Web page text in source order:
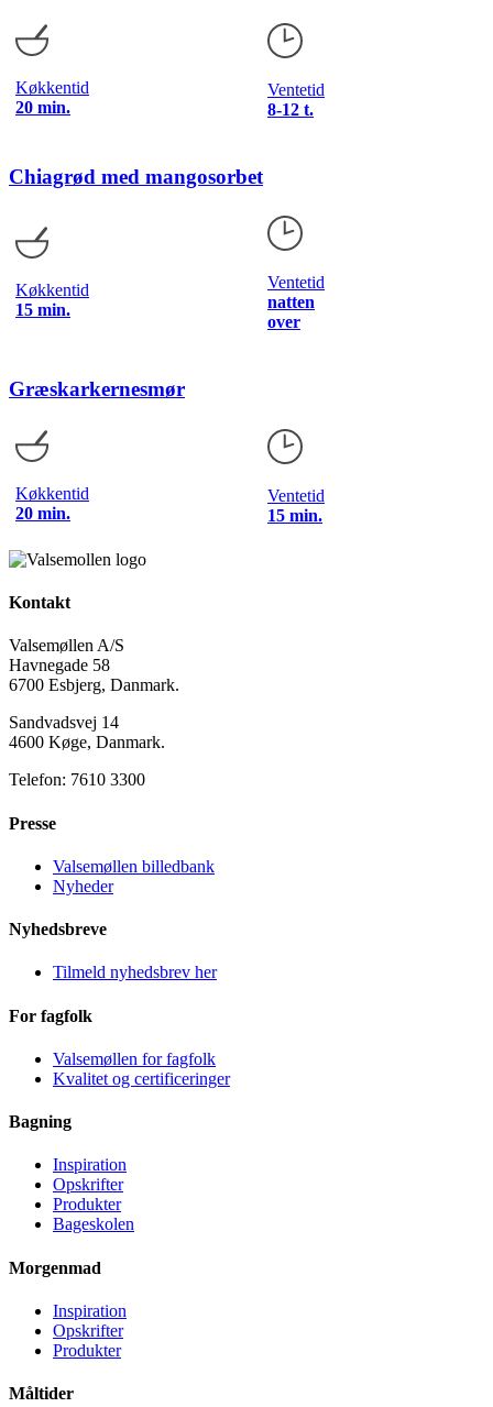
Køkkentid
20 min.
Ventetid
8-12 t.
Chiagrød med mangosorbet
Køkkentid
15 min.
Ventetid
natten
over
Græskarkernesmør
Køkkentid
20 min.
Ventetid
15 min.
Kontakt
Valsemøllen A/S
Havnegade 58
6700 Esbjerg, Danmark.
Sandvadsvej 14
4600 Køge, Danmark.
Telefon: 7610 3300
Presse
Valsemøllen billedbank
Nyheder
Nyhedsbreve
Tilmeld nyhedsbrev her
For fagfolk
Valsemøllen for fagfolk
Kvalitet og certificeringer
Bagning
Inspiration
Opskrifter
Produkter
Bageskolen
Morgenmad
Inspiration
Opskrifter
Produkter
Måltider